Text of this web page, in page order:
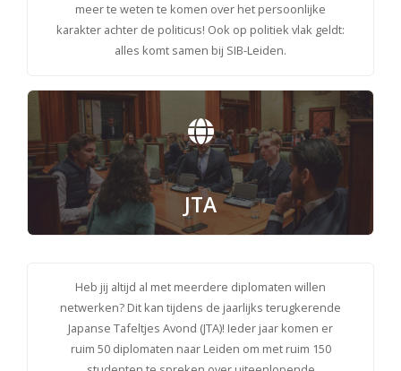
meer te weten te komen over het persoonlijke
karakter achter de politicus! Ook op politiek vlak geldt:
alles komt samen bij SIB-Leiden.
JTA
Heb jij altijd al met meerdere diplomaten willen
netwerken? Dit kan tijdens de jaarlijks terugkerende
Japanse Tafeltjes Avond (JTA)! Ieder jaar komen er
ruim 50 diplomaten naar Leiden om met ruim 150